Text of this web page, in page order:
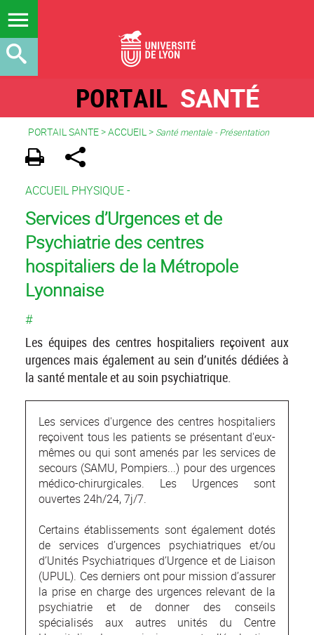
PORTAIL SANTÉ
PORTAIL SANTE>ACCUEIL> Santé mentale - Présentation
ACCUEIL PHYSIQUE -
Services d’Urgences et de
Psychiatrie des centres
hospitaliers de la Métropole
Lyonnaise
#
Les équipes des centres hospitaliers reçoivent aux
urgences mais également au sein d’unités dédiées à
la santé mentale et au soin psychiatrique.
Les services d'urgence des centres hospitaliers
reçoivent tous les patients se présentant d'eux-
mêmes ou qui sont amenés par les services de
secours (SAMU, Pompiers...) pour des urgences
médico-chirurgicales. Les Urgences sont
ouvertes 24h/24, 7j/7.
Certains établissements sont également dotés
de services d’urgences psychiatriques et/ou
d’Unités Psychiatriques d’Urgence et de Liaison
(UPUL). Ces derniers ont pour mission d’assurer
la prise en charge des urgences relevant de la
psychiatrie et de donner des conseils
spécialisés aux autres unités du Centre